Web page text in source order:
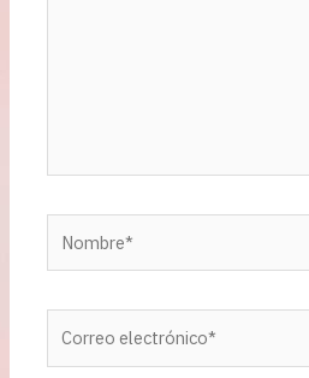
electrónico*